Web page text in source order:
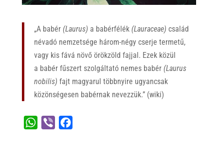
„A babér (Laurus) a babérfélék (Lauraceae) család
névadó nemzetsége három-négy cserje termetű,
vagy kis fává növő örökzöld fajjal. Ezek közül
a babér fűszert szolgáltató nemes babér (Laurus
nobilis) fajt magyarul többnyire ugyancsak
közönségesen babérnak nevezzük.” (wiki)